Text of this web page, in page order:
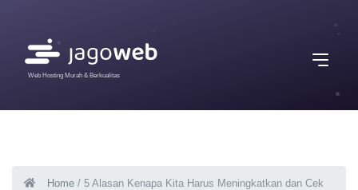
Web Hosting Murah & Berkualitas
Home / 5 Alasan Kenapa Kita Harus Meningkatkan dan Cek